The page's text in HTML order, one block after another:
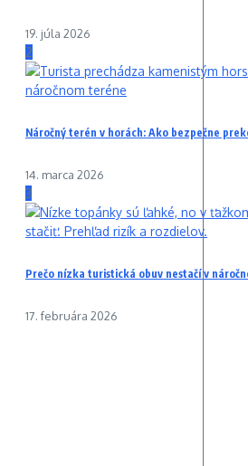
19. júla 2026
2
Náročný terén v horách: Ako bezpečne
14. marca 2026
3
Prečo nízka turistická obuv nestačí v
17. februára 2026